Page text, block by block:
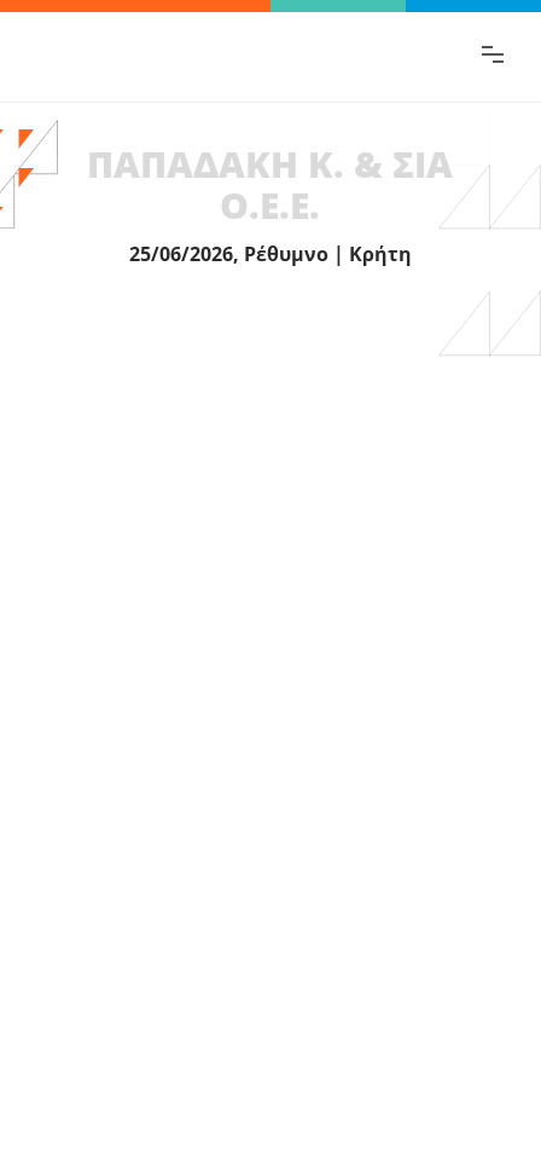
ΠΑΠΑΔΑΚΗ Κ. & ΣΙΑ
Ο.Ε.Ε.
25/06/2026, Ρέθυμνο | Κρήτη
Βρες γρήγορα την πληροφορία που